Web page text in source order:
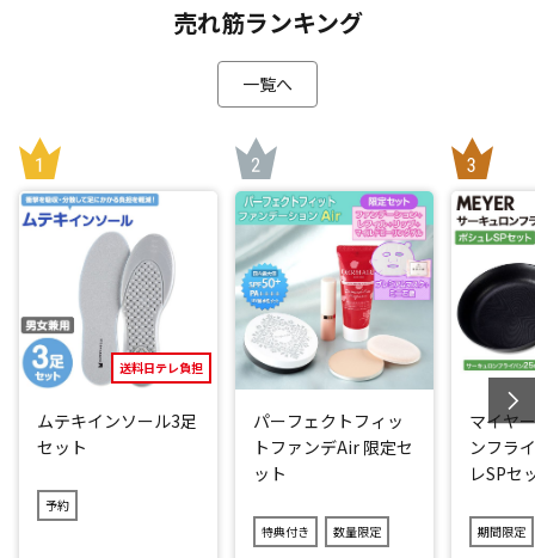
売れ筋ランキング
一覧へ
送料日テレ負担
ムテキインソール3足
セット
予約
パーフェクトフィッ
トファンデAir 限定セ
ット
特典付き 数量限定
マイヤ
ンフラ
レSPセ
期間限定